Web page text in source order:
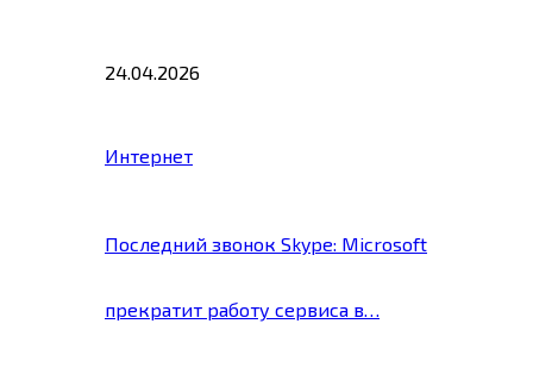
24.04.2026
Интернет
Последний звонок Skype: Microsoft
прекратит работу сервиса в…